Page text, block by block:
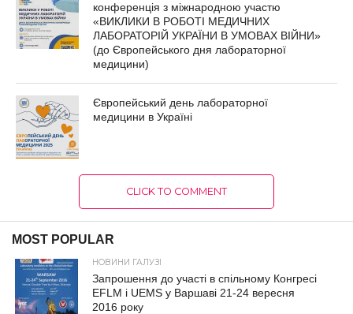
конференція з міжнародною участю
«ВИКЛИКИ В РОБОТІ МЕДИЧНИХ
ЛАБОРАТОРІЙ УКРАЇНИ В УМОВАХ ВІЙНИ»
(до Європейського дня лабораторної
медицини)
Європейський день лабораторної
медицини в Україні
CLICK TO COMMENT
MOST POPULAR
НОВИНИ ГАЛУЗІ
Запрошення до участі в спільному Конгресі
EFLM і UEMS у Варшаві 21-24 вересня
2016 року